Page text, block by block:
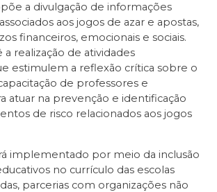
a divulgação de informações
aos jogos de azar e apostas,
financeiros, emocionais e sociais.
realização de atividades
estimulem a reflexão crítica sobre o
de professores e
atuar na prevenção e identificação
de risco relacionados aos jogos
implementado por meio da inclusão
no currículo das escolas
parcerias com organizações não